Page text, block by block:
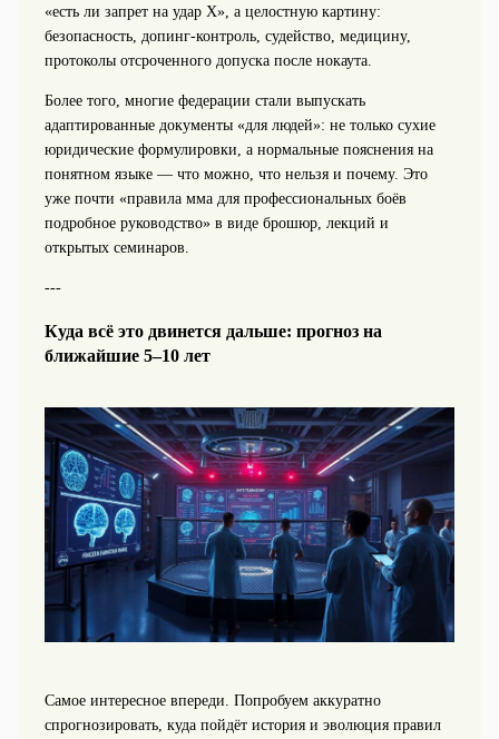
«есть ли запрет на удар Х», а целостную картину:
безопасность, допинг‑контроль, судейство, медицину,
протоколы отсроченного допуска после нокаута.
Более того, многие федерации стали выпускать
адаптированные документы «для людей»: не только сухие
юридические формулировки, а нормальные пояснения на
понятном языке — что можно, что нельзя и почему. Это
уже почти «правила мма для профессиональных боёв
подробное руководство» в виде брошюр, лекций и
открытых семинаров.
---
Куда всё это двинется дальше: прогноз на
ближайшие 5–10 лет
Самое интересное впереди. Попробуем аккуратно
спрогнозировать, куда пойдёт история и эволюция правил